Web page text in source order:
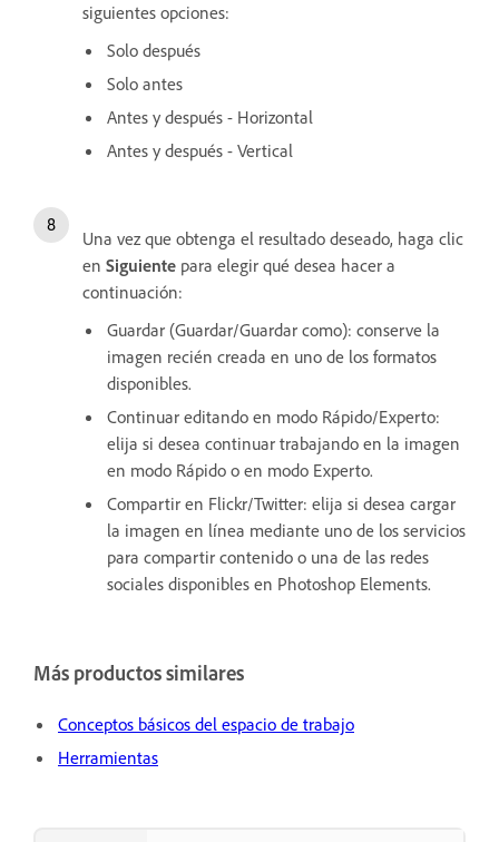
siguientes opciones:
Solo después
Solo antes
Antes y después - Horizontal
Antes y después - Vertical
Una vez que obtenga el resultado deseado, haga clic
en Siguiente para elegir qué desea hacer a
continuación:
Guardar (Guardar/Guardar como): conserve la
imagen recién creada en uno de los formatos
disponibles.
Continuar editando en modo Rápido/Experto:
elija si desea continuar trabajando en la imagen
en modo Rápido o en modo Experto.
Compartir en Flickr/Twitter: elija si desea cargar
la imagen en línea mediante uno de los servicios
para compartir contenido o una de las redes
sociales disponibles en Photoshop Elements.
Más productos similares
Conceptos básicos del espacio de trabajo
Herramientas